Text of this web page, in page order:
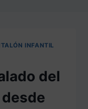
INFANTIL
del